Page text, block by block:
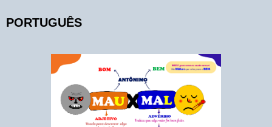
PORTUGUÊS